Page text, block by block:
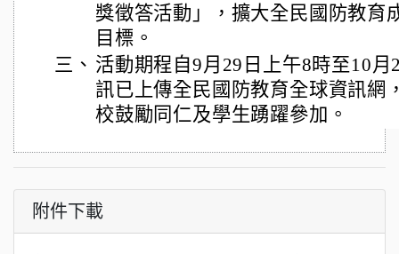
獎徵答活動」，擴大全民國防教育
目標。
三、 活動期程自9月29日上午8時至10
訊已上傳全民國防教育全球資訊網
校鼓勵同仁及學生踴躍參加。
附件下載